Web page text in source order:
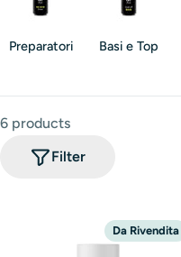
Preparatori Basi e Top
6 products
Filter
Da Rivendita